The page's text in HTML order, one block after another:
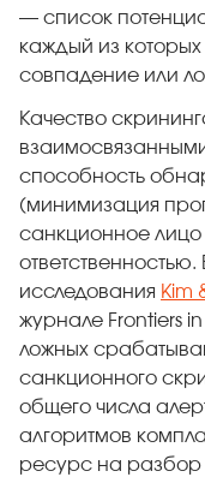
— список
каждый из
совпадение или
Качество
способность
(минимизация
санкционное лицо
исследования Kim
журнале Frontiers
ложных
санкционного
общего числа
алгоритмов
ресурс на разбор